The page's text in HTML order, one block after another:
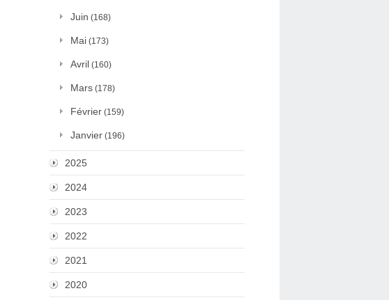
Juin (168)
Mai (173)
Avril (160)
Mars (178)
Février (159)
Janvier (196)
2025
2024
2023
2022
2021
2020